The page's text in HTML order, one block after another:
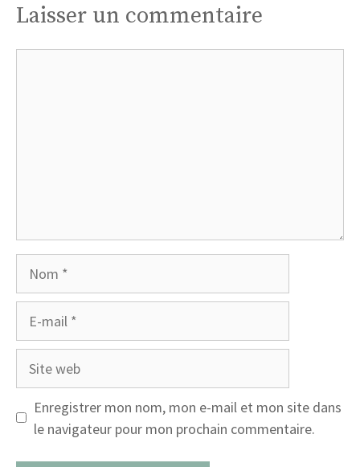
Laisser un commentaire
Site
Enregistrer mon nom, mon e-mail et mon site dans
le navigateur pour mon prochain commentaire.